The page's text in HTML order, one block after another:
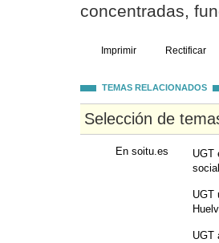
concentradas,
Imprimir Rectificar
TEMAS RELACIONADOS
Selección de
En soitu.es
UGT
UGT
UGT